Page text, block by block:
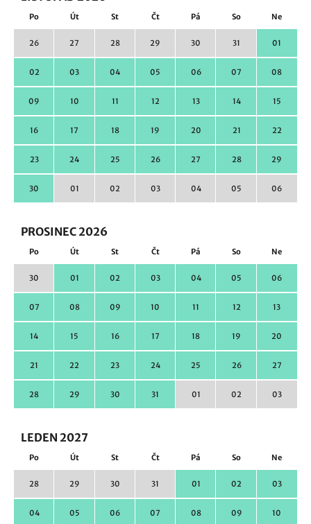
Po Út St Čt Pá So Ne
26 27 28 29 30 31 01
02 03 04 05 06 07 08
09 10 11 12 13 14 15
16 17 18 19 20 21 22
23 24 25 26 27 28 29
30 01 02 03 04 05 06
PROSINEC 2026
Po Út St Čt Pá So Ne
30 01 02 03 04 05 06
07 08 09 10 11 12 13
14 15 16 17 18 19 20
21 22 23 24 25 26 27
28 29 30 31 01 02 03
LEDEN 2027
Po Út St Čt Pá So Ne
28 29 30 31 01 02 03
04 05 06 07 08 09 10